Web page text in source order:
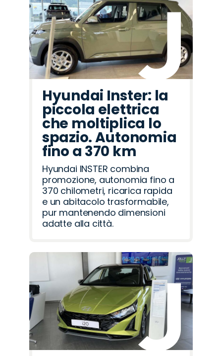
Hyundai Inster: la
piccola elettrica
che moltiplica lo
spazio. Autonomia
fino a 370 km
Hyundai INSTER combina
promozione, autonomia fino a
370 chilometri, ricarica rapida
e un abitacolo trasformabile,
pur mantenendo dimensioni
adatte alla città.